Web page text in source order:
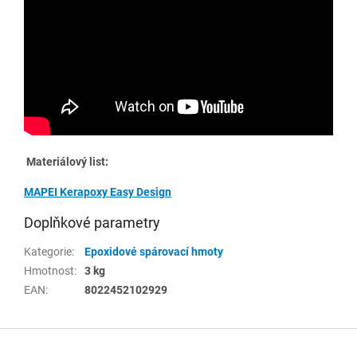
Materiálový list:
MAPEI Kerapoxy Easy Design
Doplňkové parametry
Kategorie:
Epoxidové spárovací hmoty
Hmotnost:
3 kg
EAN: 8022452102929